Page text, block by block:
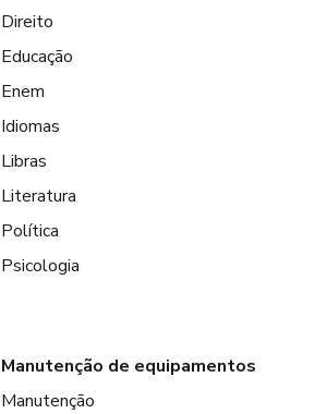
Direito
Educação
Enem
Idiomas
Libras
Literatura
Política
Psicologia
Manutenção de equipamentos
Manutenção